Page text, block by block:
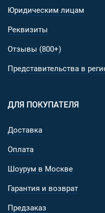
Юридическим лицам
Реквизиты
Отзывы (800+)
Представительства в
ДЛЯ ПОКУПАТЕЛЯ
Доставка
Оплата
Шоурум в Москве
Гарантия и возврат
Предзаказ